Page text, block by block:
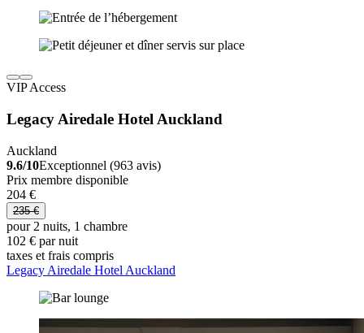
VIP Access
Legacy Airedale Hotel Auckland
Auckland
9.6/10Exceptionnel (963 avis)
Prix membre disponible
204 €
235 €
pour 2 nuits, 1 chambre
102 € par nuit
taxes et frais compris
Legacy Airedale Hotel Auckland